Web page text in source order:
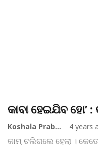
କାବା ହେଇଯିବ ହୋ’
Koshala Prabaha 4 years
କାମ୍‌ ଚଲିଗଲେ ହେଲା ।